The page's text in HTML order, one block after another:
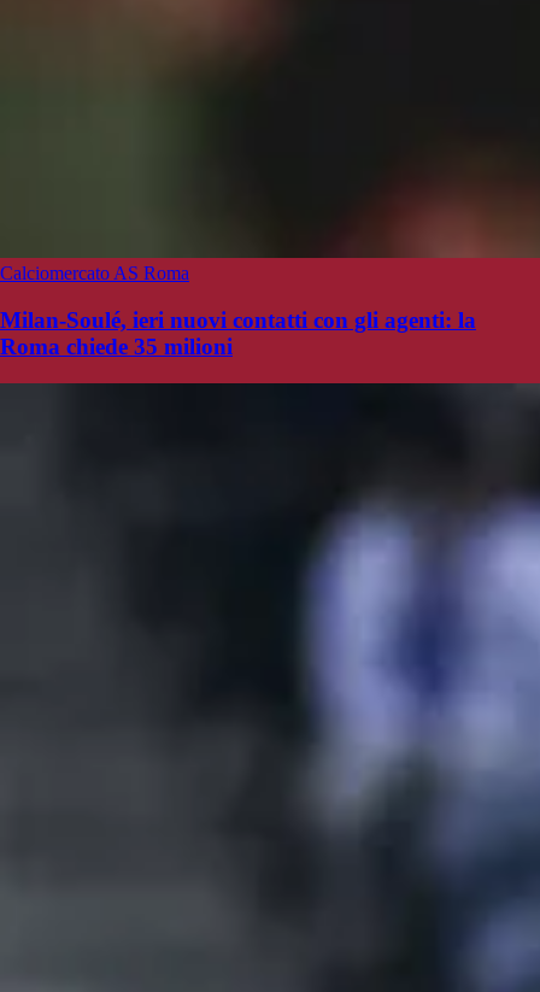
Calciomercato AS Roma
Milan-Soulé, ieri nuovi contatti con gli agenti: la
Roma chiede 35 milioni